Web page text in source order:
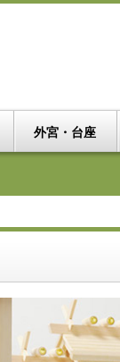
外宮・台座